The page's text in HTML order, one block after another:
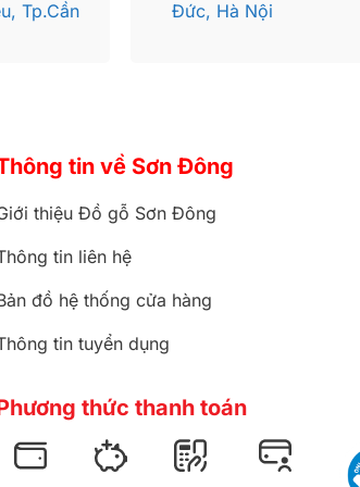
cuốn hút và ấn tượng.Khám phá
vị đậm đà. Nâng tầm hành trình
Tp.Cần
Đức, Hà Nội
tin về Sơn Đông
thiệu Đồ gỗ Sơn Đông
tin liên hệ
đồ hệ thống cửa hàng
tin tuyển dụng
thức thanh toán